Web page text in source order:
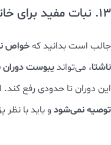
13. نبات مفید برای خانم‌های باردار
جالب است بدانید کهخواص
ناشتا، می‌تواندیبوست دوران
این دوران تا حدودی رفع کند.
توصیه نمی‌شود و باید با